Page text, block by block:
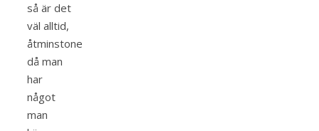
så är det
väl alltid,
åtminstone
då man
har
något
man